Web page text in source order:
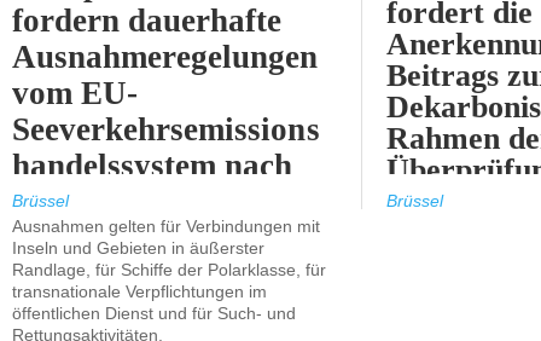
fordern dauerhafte
Ausnahmeregelungen
vom EU-
Seeverkehrsemissions
handelssystem nach
2030.
Brüssel
Ausnahmen gelten für Verbindungen mit
Inseln und Gebieten in äußerster
Randlage, für Schiffe der Polarklasse, für
transnationale Verpflichtungen im
öffentlichen Dienst und für Such- und
Rettungsaktivitäten.
fordert die
Beitrags
Rahmen
ETS.
Brüssel